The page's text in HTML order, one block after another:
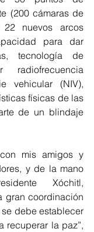
(200 cámaras de
nuevos arcos
para dar
tecnología de
radiofrecuencia
vehicular (NIV),
físicas de las
de un blindaje
mis amigos y
y de la mano
Xóchitl,
gran coordinación
debe establecer
recuperar la paz”,